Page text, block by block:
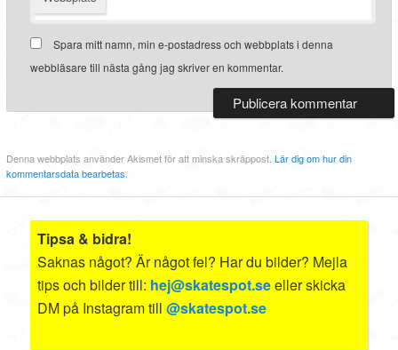
Spara mitt namn, min e-postadress och webbplats i denna
webbläsare till nästa gång jag skriver en kommentar.
Denna webbplats använder Akismet för att minska skräppost.Lär dig om hur din
kommentarsdata bearbetas
Tipsa & bidra!
Saknas något? Är något fel? Har du bilder? Mejla
tips och bilder till: hej@skatespot.seeller skicka
DM på Instagram till@skatespot.se